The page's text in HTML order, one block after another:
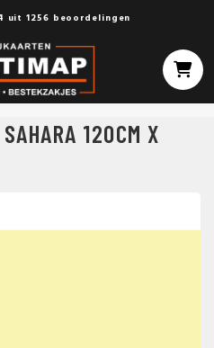
uit 1256 beoordelingen
120CM X